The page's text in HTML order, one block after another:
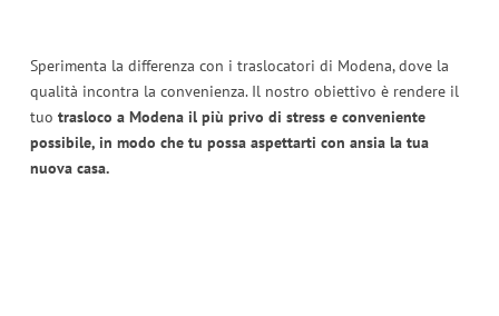
Sperimenta la differenza con i traslocatori di Modena, dove la
qualità incontra la convenienza. Il nostro obiettivo è rendere il
tuo trasloco a Modena il più privo di stress e conveniente
possibile, in modo che tu possa aspettarti con ansia la tua
nuova casa.